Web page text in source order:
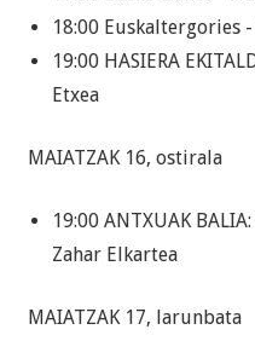
18:00 Euskaltergories
19:00 HASIERA
Etxea
MAIATZAK 16, ostirala
19:00 ANTXUAK
Zahar Elkartea
MAIATZAK 17, larunbata